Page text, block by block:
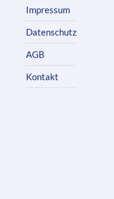
Impressum
Datenschutz
AGB
Kontakt